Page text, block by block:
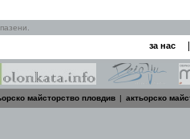
за нас
майсторство пловдив | актьорско